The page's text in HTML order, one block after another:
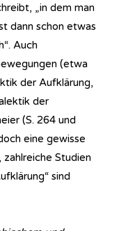
„in dem man
dann schon etwas
Auch
(etwa
der Aufklärung,
der
(S. 264 und
eine gewisse
Studien
sind